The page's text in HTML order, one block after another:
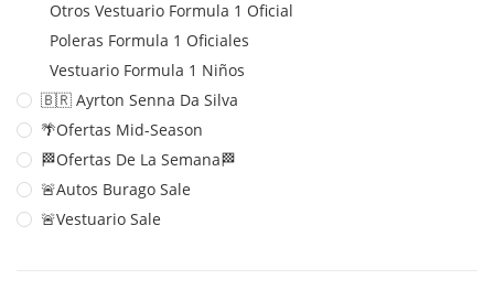
Otros Vestuario Formula 1 Oficial
Poleras Formula 1 Oficiales
Vestuario Formula 1 Niños
🇧🇷 Ayrton Senna Da Silva
🌴Ofertas Mid-Season
🏁Ofertas De La Semana🏁
🚨Autos Burago Sale
🚨Vestuario Sale